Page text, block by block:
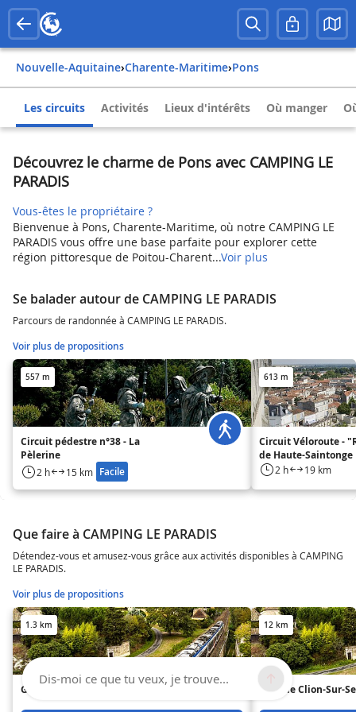
Nouvelle-Aquitaine› Charente-Maritime› Pons
Les circuits Activités Lieux d'intérêts Où manger
Découvrez le charme de Pons avec CAMPING LE
PARADIS
Vous-êtes le propriétaire ?
Bienvenue à Pons, Charente-Maritime, où notre CAMPING LE
PARADIS vous offre une base parfaite pour explorer cette
région pittoresque de Poitou-Charent...Voir plus
Se balader autour de CAMPING LE PARADIS
Parcours de randonnée à CAMPING LE PARADIS.
Voir plus de propositions
557 m
Circuit pédestre n°38 - La
Pèlerine
2 h 15 km Facile
613 m
Circuit Véloroute -
de Haute-Saintonge
- La Flow Vélo par
2 h 19 km
Que faire à CAMPING LE PARADIS
Détendez-vous et amusez-vous grâce aux activités disponibles à CAMPING
LE PARADIS.
Voir plus de propositions
1.3 km
Gare de Pons
12 km
Gare de Clion-Sur-
Dis-moi ce que tu veux, je trouve...